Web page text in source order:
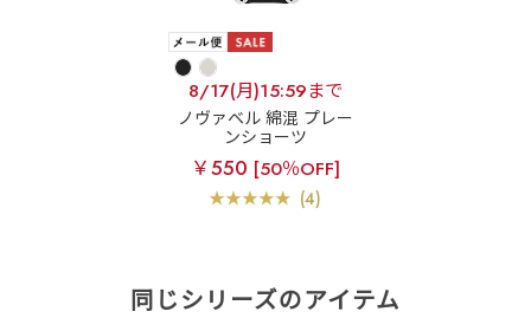
8/17(月)15:59まで
ノヴァベル 綿混 プレー
ンショーツ
￥550 [50％OFF]
(4)
同じシリーズのアイテム